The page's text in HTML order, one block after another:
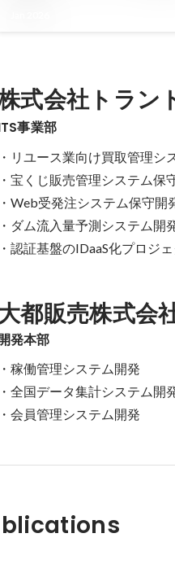
式会社トラン
事業部
・リユース業向け買取管理シ
・宝くじ販売管理システム保
・Web受発注システム保守開
・ダム流入量予測システム開
・認証基盤のIDaaS化プロジェ
都販売株式会
発本部
・稼働管理システム開発
・全国データ集計システム開
・会員管理システム開発